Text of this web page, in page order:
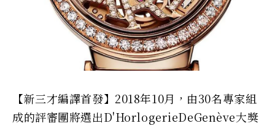
【新三才編譯首發】2018年10月，由30名專家組
成的評審團將選出D'HorlogerieDeGenève大獎